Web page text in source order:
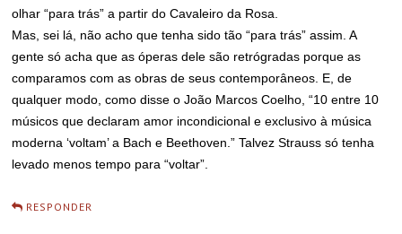
olhar “para trás” a partir do Cavaleiro da Rosa.
Mas, sei lá, não acho que tenha sido tão “para trás” assim. A
gente só acha que as óperas dele são retrógradas porque as
comparamos com as obras de seus contemporâneos. E, de
qualquer modo, como disse o João Marcos Coelho, “10 entre 10
músicos que declaram amor incondicional e exclusivo à música
moderna ‘voltam’ a Bach e Beethoven.” Talvez Strauss só tenha
levado menos tempo para “voltar”.
RESPONDER